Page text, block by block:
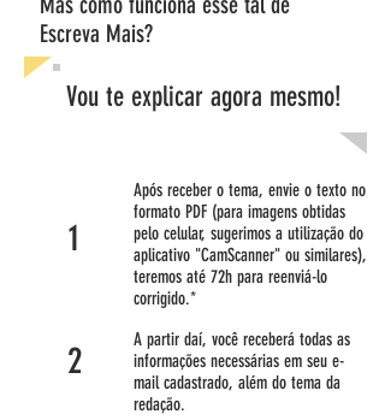
A partir daí, você receberá todas as
informações necessárias em seu e-
mail cadastrado, além do tema da
redação.
Após receber o tema, envie o texto no
formato PDF (para imagens obtidas
pelo celular, sugerimos a utilização do
aplicativo "CamScanner" ou similares),
teremos até 72h para reenviá-lo
corrigido.*
Vou te explicar agora mesmo!
1
2
Escreva Mais?